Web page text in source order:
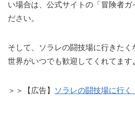
い場合は、公式サイトの「冒険者ガ
ださい。
そして、ソラレの闘技場に行きた
世界がいつでも歓迎してくれてます
＞＞【広告】 ソラレの闘技場に行く